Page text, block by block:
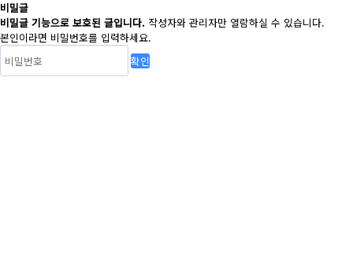
비밀글
비밀글 기능으로 보호된 글입니다. 작성자와 관리자만 열람하실 수 있습니다.
본인이라면 비밀번호를 입력하세요.